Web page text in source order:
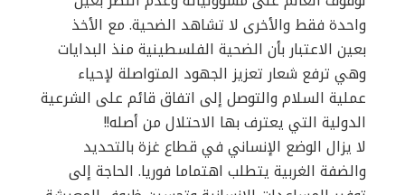
واحدة فقط والأخرى لا تشاهد الضحية. مع الأخذ
بعين الاعتبار بأن الضحية الفلسطينية منذ البدايات
وهي ترفع شعار تعزيز الجهود المتواصلة لإحياء
عملية السلام والتوصل إلى اتفاق قائم على الشرعية
الدولية التي يعترف بها الاحتلال من أصله!!
لا يزال الوضع الإنساني في قطاع غزة بالتحديد
والضفة الغربية يتطلب اهتماما فوريا. الحاجة إلى